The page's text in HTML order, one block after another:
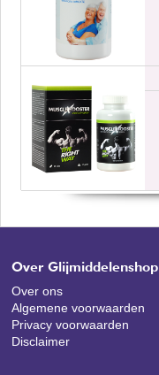
Over Glijmiddelenshop
Over ons
Algemene voorwaarden
Privacy voorwaarden
Disclaimer